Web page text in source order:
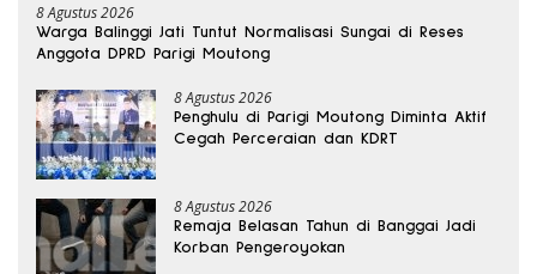
8 Agustus 2026
Warga Balinggi Jati Tuntut Normalisasi Sungai di Reses
Anggota DPRD Parigi Moutong
8 Agustus 2026
Penghulu di Parigi Moutong Diminta Aktif
Cegah Perceraian dan KDRT
8 Agustus 2026
Remaja Belasan Tahun di Banggai Jadi
Korban Pengeroyokan